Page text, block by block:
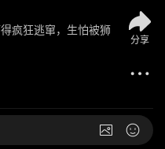
疯狂逃窜，生怕被狮
分享